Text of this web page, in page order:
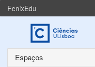
FenixEdu
Espaços